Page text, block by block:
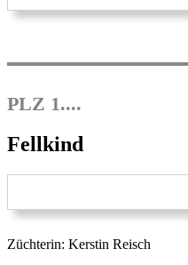
PLZ 1....
Fellkind
Züchterin: Kerstin Reisch